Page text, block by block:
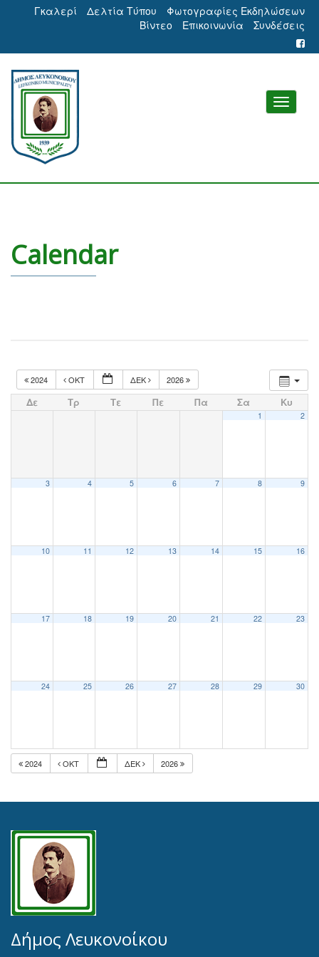
Γκαλερί Δελτία Τύπου
Φωτογραφίες Εκδηλώσεων
Βίντεο
Επικοινωνία Συνδέσεις
Calendar
2024 ΟΚΤ ΔΕΚ 2026
Δε Τρ Τε Πε Πα Σα Κυ
1 2
3 4 5 6 7 8 9
10 11 12 13 14 15 16
17 18 19 20 21 22 23
24 25 26 27 28 29 30
2024 ΟΚΤ ΔΕΚ 2026
Δήμος Λευκονοίκου